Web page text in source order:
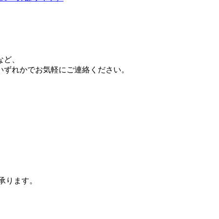
、
れかでお気軽にご連絡ください。
ます。